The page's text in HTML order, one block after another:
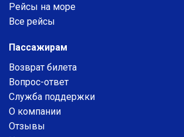
Рейсы на море
Все рейсы
Пассажирам
Возврат билета
Вопрос-ответ
Служба поддержки
О компании
Отзывы